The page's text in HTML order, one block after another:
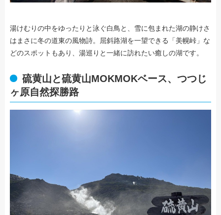
湯けむりの中をゆったりと泳ぐ白鳥と、雪に包まれた湖の静けさ
はまさに冬の道東の風物詩。屈斜路湖を一望できる「美幌峠」な
どのスポットもあり、湯巡りと一緒に訪れたい癒しの湖です。
硫黄山と硫黄山MOKMOKベース、つつじ
ヶ原自然探勝路